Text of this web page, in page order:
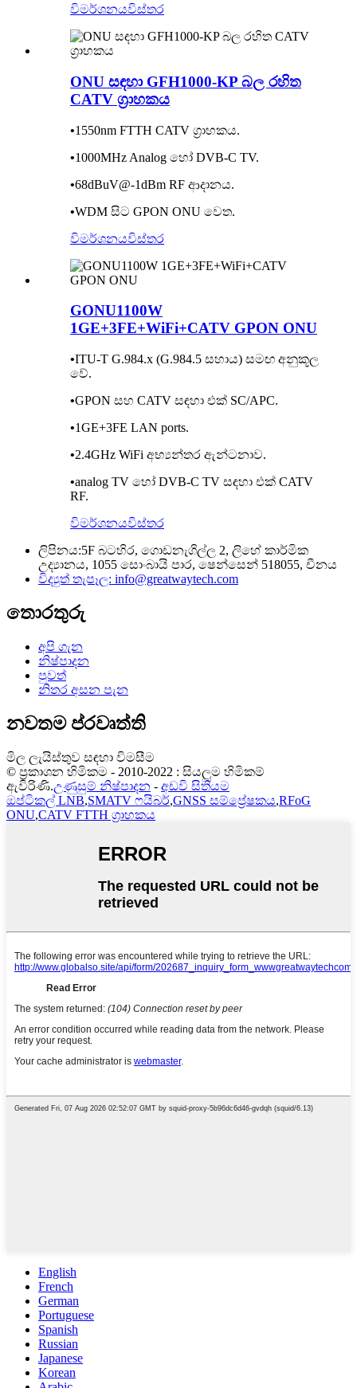
විමර්ශනයවිස්තර
ONU සඳහා GFH1000-KP බල රහිත
CATV ග්‍රාහකය
•1550nm FTTH CATV ග්‍රාහකය.
•1000MHz Analog හෝ DVB-C TV.
•68dBuV@-1dBm RF ආදානය.
•WDM සිට GPON ONU වෙත.
විමර්ශනයවිස්තර
GONU1100W
1GE+3FE+WiFi+CATV GPON ONU
•ITU-T G.984.x (G.984.5 සහාය) සමඟ අනුකූල
වේ.
•GPON සහ CATV සඳහා එක් SC/APC.
•1GE+3FE LAN ports.
•2.4GHz WiFi අභ්‍යන්තර ඇන්ටනාව.
•analog TV හෝ DVB-C TV සඳහා එක් CATV
RF.
විමර්ශනයවිස්තර
ලිපිනය:5F බටහිර, ගොඩනැගිල්ල 2, ලිහේ කාර්මික
උද්‍යානය, 1055 සොංබායි පාර, ෂෙන්සෙන් 518055, චීනය
විද්‍යුත් තැපෑල: info@greatwaytech.com
තොරතුරු
අපි ගැන
නිෂ්පාදන
පුවත්
නිතර අසන පැන
නවතම ප්රවෘත්ති
මිල ලැයිස්තුව සඳහා විමසීම
© ප්‍රකාශන හිමිකම - 2010-2022 : සියලුම හිමිකම්
ඇවිරිණි.උණුසුම් නිෂ්පාදන - අඩවි සිතියම
ඔප්ටිකල් LNB,SMATV ෆයිබර්,GNSS සම්ප්‍රේෂකය,RFoG
ONU,CATV FTTH ග්‍රාහකය
English
French
German
Portuguese
Spanish
Russian
Japanese
Korean